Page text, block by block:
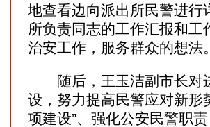
地查看边向派出所民警进行
所负责同志的工作汇报和
治安工作，服务群众的想法。
随后，王玉洁副市长对
设，努力提高民警应对新形
项建设”、强化公安民警职